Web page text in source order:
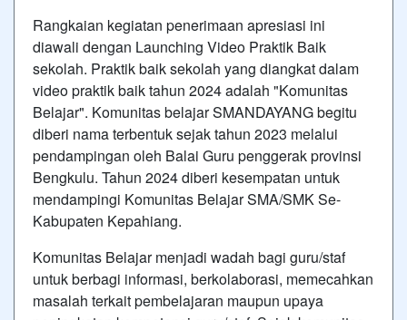
Rangkaian kegiatan penerimaan apresiasi ini
diawali dengan Launching Video Praktik Baik
sekolah. Praktik baik sekolah yang diangkat dalam
video praktik baik tahun 2024 adalah "Komunitas
Belajar". Komunitas belajar SMANDAYANG begitu
diberi nama terbentuk sejak tahun 2023 melalui
pendampingan oleh Balai Guru penggerak provinsi
Bengkulu. Tahun 2024 diberi kesempatan untuk
mendampingi Komunitas Belajar SMA/SMK Se-
Kabupaten Kepahiang.
Komunitas Belajar menjadi wadah bagi guru/staf
untuk berbagi informasi, berkolaborasi, memecahkan
masalah terkait pembelajaran maupun upaya